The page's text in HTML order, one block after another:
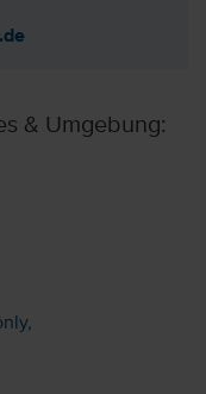
& Umgebung: